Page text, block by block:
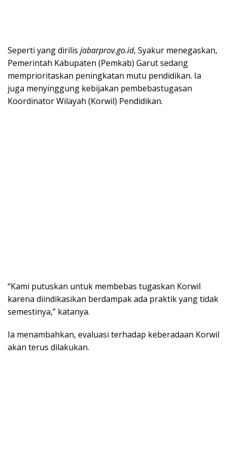
Seperti yang dirilis jabarprov.go.id, Syakur menegaskan,
Pemerintah Kabupaten (Pemkab) Garut sedang
memprioritaskan peningkatan mutu pendidikan. Ia
juga menyinggung kebijakan pembebastugasan
Koordinator Wilayah (Korwil) Pendidikan.
“Kami putuskan untuk membebas tugaskan Korwil
karena diindikasikan berdampak ada praktik yang tidak
semestinya,” katanya.
Ia menambahkan, evaluasi terhadap keberadaan Korwil
akan terus dilakukan.